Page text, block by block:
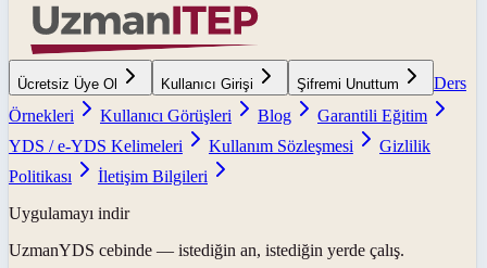
Ücretsiz Üye Ol Kullanıcı Girişi Şifremi Unuttum
Ders
Örnekleri
Kullanıcı Görüşleri Blog
Garantili Eğitim
YDS / e-YDS Kelimeleri
Kullanım Sözleşmesi
Gizlilik
Politikası
İletişim Bilgileri
Uygulamayı indir
UzmanYDS cebinde — istediğin an, istediğin yerde çalış.